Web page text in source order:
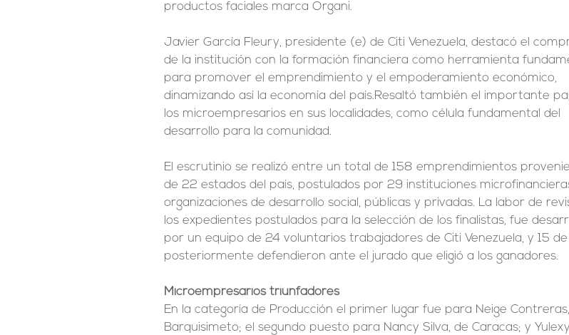
productos faciales marca Organi.
Javier García Fleury, presidente (e) de Citi Venezuela, destacó el
de la institución con la formación financiera como herramienta
para promover el emprendimiento y el empoderamiento económico,
dinamizando así la economía del país.Resaltó también el importante
los microempresarios en sus localidades, como célula fundamental del
desarrollo para la comunidad.
El escrutinio se realizó entre un total de 158 emprendimientos
de 22 estados del país, postulados por 29 instituciones
organizaciones de desarrollo social, públicas y privadas. La labor de
los expedientes postulados para la selección de los finalistas, fue
por un equipo de 24 voluntarios trabajadores de Citi Venezuela, y 15 de
posteriormente defendieron ante el jurado que eligió a los ganadores.
Microempresarios triunfadores
En la categoría de Producción el primer lugar fue para Neige
Barquisimeto; el segundo puesto para Nancy Silva, de Caracas; y